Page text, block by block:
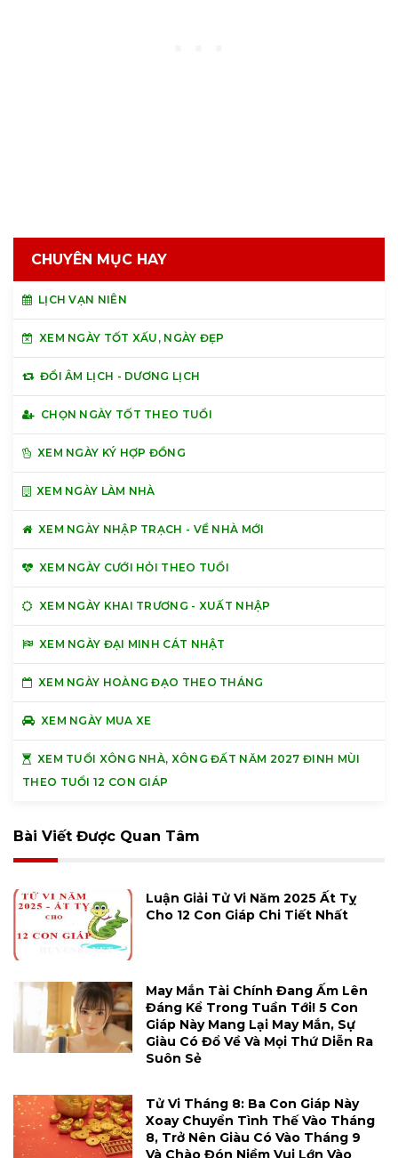
CHUYÊN MỤC HAY
LỊCH VẠN NIÊN
XEM NGÀY TỐT XẤU, NGÀY ĐẸP
ĐỔI ÂM LỊCH - DƯƠNG LỊCH
CHỌN NGÀY TỐT THEO TUỔI
XEM NGÀY KÝ HỢP ĐỒNG
XEM NGÀY LÀM NHÀ
XEM NGÀY NHẬP TRẠCH - VỀ NHÀ MỚI
XEM NGÀY CƯỚI HỎI THEO TUỔI
XEM NGÀY KHAI TRƯƠNG - XUẤT NHẬP
XEM NGÀY ĐẠI MINH CÁT NHẬT
XEM NGÀY HOÀNG ĐẠO THEO THÁNG
XEM NGÀY MUA XE
XEM TUỔI XÔNG NHÀ, XÔNG ĐẤT NĂM 2027 ĐINH MÙI
THEO TUỔI 12 CON GIÁP
Bài Viết Được Quan Tâm
Luận Giải Tử Vi Năm 2025 Ất Tỵ
Cho 12 Con Giáp Chi Tiết Nhất
May Mắn Tài Chính Đang Ấm Lên
Đáng Kể Trong Tuần Tới! 5 Con
Giáp Này Mang Lại May Mắn, Sự
Giàu Có Đổ Về Và Mọi Thứ Diễn Ra
Suôn Sẻ
Tử Vi Tháng 8: Ba Con Giáp Này
Xoay Chuyển Tình Thế Vào Tháng
8, Trở Nên Giàu Có Vào Tháng 9
Và Chào Đón Niềm Vui Lớn Vào